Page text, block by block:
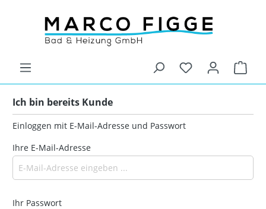
Ich bin bereits Kunde
Einloggen mit E-Mail-Adresse und Passwort
Ihre E-Mail-Adresse
Ihr Passwort